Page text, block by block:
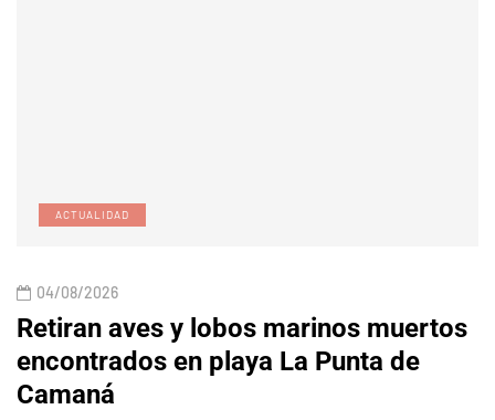
ACTUALIDAD
04/08/2026
Retiran aves y lobos marinos muertos
encontrados en playa La Punta de
Camaná